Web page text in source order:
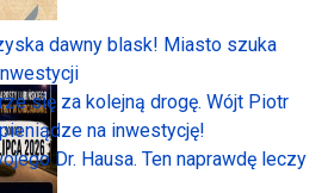
dawny blask! Miasto szuka
się za kolejną drogę. Wójt Piotr
na inwestycję!
Dr. Hausa. Ten naprawdę leczy